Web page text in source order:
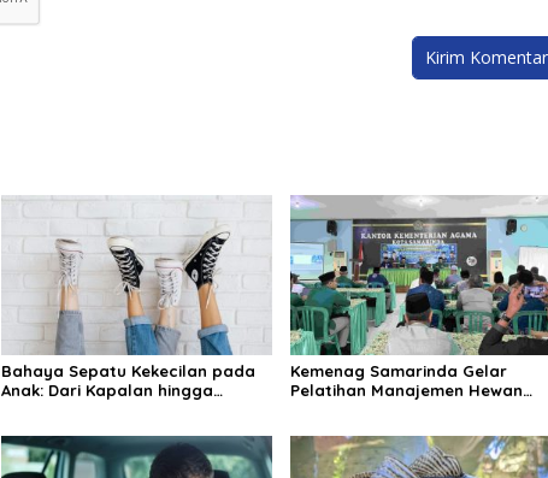
Bahaya Sepatu Kekecilan pada
Anak: Dari Kapalan hingga
Kemenag Samarinda Gelar
Pelatihan Manajemen Hewan